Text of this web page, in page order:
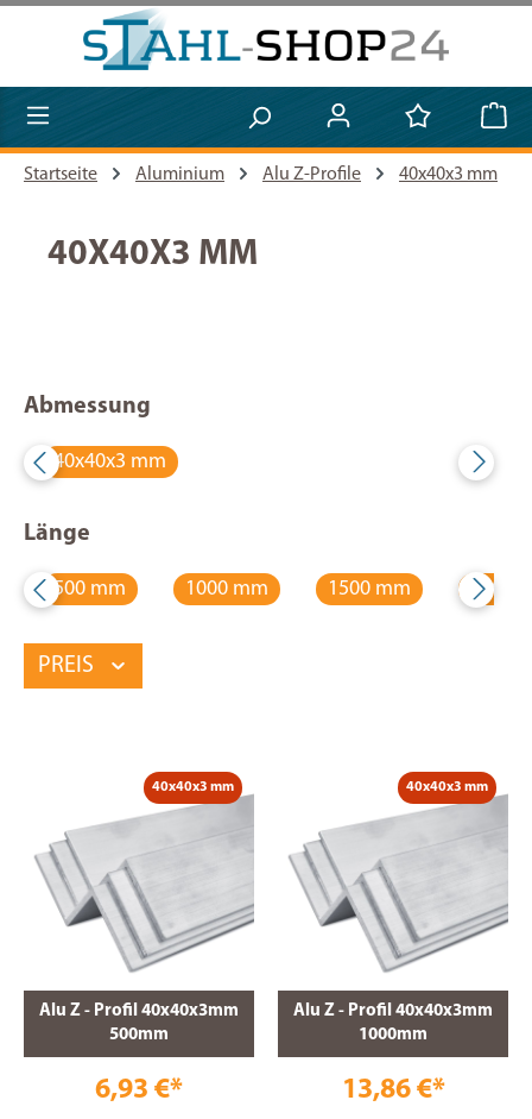
Zum Hauptinhalt springen
Startseite Aluminium Alu Z-Profile 40x40x3 mm
40X40X3 MM
Abmessung
40x40x3 mm
Länge
500 mm 1000 mm 1500 mm 2000
PREIS
40x40x3 mm
Alu Z - Profil 40x40x3mm
500mm
6,93 €*
40x40x3 mm
Alu Z - Profil 40x40x3mm
1000mm
13,86 €*